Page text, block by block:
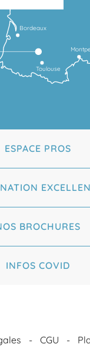
Toulouse
Bordeaux
ESPACE PROS
BROCHURES
INFOS COVID
CGU